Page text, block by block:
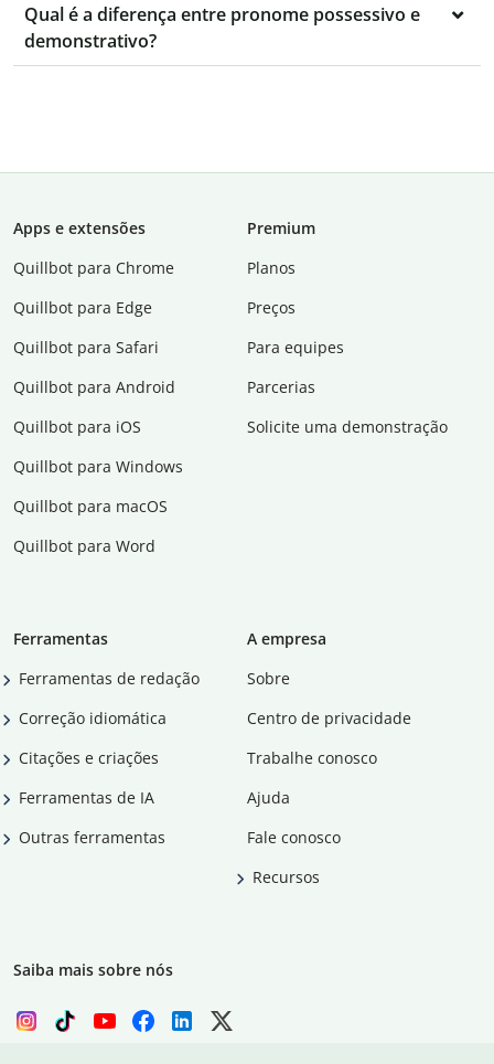
Qual é a diferença entre pronome possessivo e
demonstrativo?
Apps e extensões
Quillbot para Chrome
Quillbot para Edge
Quillbot para Safari
Quillbot para Android
Quillbot para iOS
Quillbot para Windows
Quillbot para macOS
Quillbot para Word
Premium
Planos
Preços
Para equipes
Parcerias
Solicite uma demonstração
Ferramentas
Ferramentas de redação
Correção idiomática
Citações e criações
Ferramentas de IA
Outras ferramentas
A empresa
Sobre
Centro de privacidade
Trabalhe conosco
Ajuda
Fale conosco
Recursos
Saiba mais sobre nós